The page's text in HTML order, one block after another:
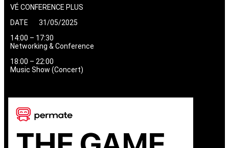
VÉ CONFERENCE PLUS
DATE 31/05/2025
14:00 – 17:30
Networking & Conference
18:00 – 22:00
Music Show (Concert)